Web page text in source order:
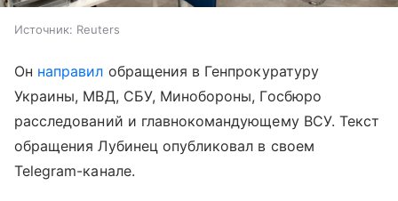
Источник: Reuters
Он направил обращения в Генпрокуратуру
Украины, МВД, СБУ, Минобороны, Госбюро
расследований и главнокомандующему ВСУ. Текст
обращения Лубинец опубликовал в своем
Telegram-канале.